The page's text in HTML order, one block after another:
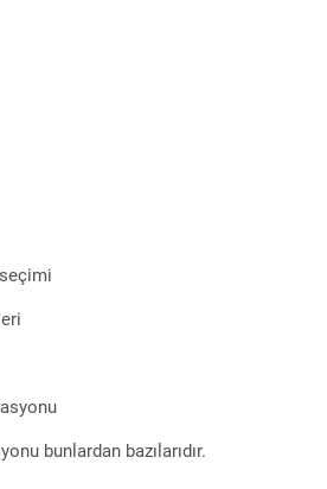
bunlardan bazılarıdır.